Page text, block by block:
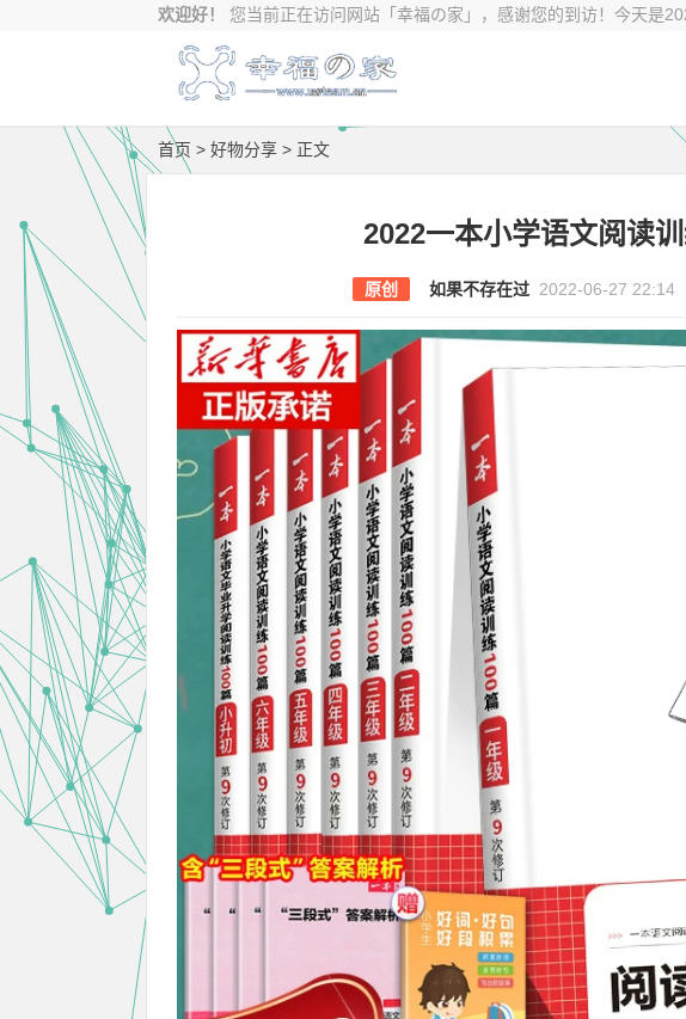
欢迎好！ 您当前正在访问网站 「幸福の家」，感谢您的到访！今天是
首页 > 好物分享 > 正文
2022一本小学语文阅读
原创 如果不存在过 2022-06-27 22:14